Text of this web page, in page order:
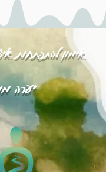
אימון להתפתחות
יערה